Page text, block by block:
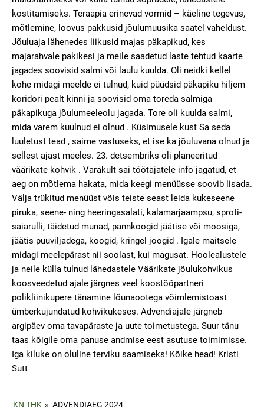
kostitamiseks. Teraapia erinevad vormid – käeline tegevus,
mõtlemine, loovus pakkusid jõulumuusika saatel vaheldust.
Jõuluaja lähenedes liikusid majas päkapikud, kes
majarahvale pakikesi ja meile saadetud laste tehtud kaarte
jagades soovisid salmi või laulu kuulda. Oli neidki kellel
kohe midagi meelde ei tulnud, kuid püüdsid päkapiku hiljem
koridori pealt kinni ja soovisid oma toreda salmiga
päkapikuga jõulumeeleolu jagada. Tore oli kuulda salmi,
mida varem kuulnud ei olnud . Küsimusele kust Sa seda
luuletust tead , saime vastuseks, et ise ka jõuluvana olnud ja
sellest ajast meeles. 23. detsembriks oli planeeritud
väärikate kohvik . Varakult sai töötajatele info jagatud, et
aeg on mõtlema hakata, mida keegi menüüsse soovib lisada.
Välja trükitud menüüst võis teiste seast leida kukeseene
piruka, seene- ning heeringasalati, kalamarjaampsu, sproti-
saiarulli, täidetud munad, pannkoogid jäätise või moosiga,
jäätis puuviljadega, koogid, kringel joogid . Igale maitsele
midagi meelepärast nii soolast, kui magusat. Hoolealustele
ja neile külla tulnud lähedastele Väärikate jõulukohvikus
koosveedetud ajale järgnes veel koostööpartneri
polikliinikupere tänamine lõunaootega võimlemistoast
ümberkujundatud kohvikukeses. Advendiajale järgneb
argipäev oma tavapäraste ja uute toimetustega. Suur tänu
taas kõigile oma panuse andmise eest asutuse toimimisse.
Iga kiluke on oluline terviku saamiseks! Kõike head! Kristi
Sutt
KN THK » ADVENDIAEG 2024